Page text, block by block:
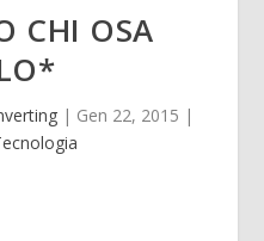
CHI OSA
| Gen 22, 2015 |